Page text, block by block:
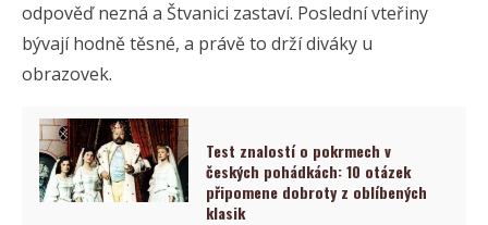
odpověď nezná a Štvanici zastaví. Poslední vteřiny
bývají hodně těsné, a právě to drží diváky u
obrazovek.
Test znalostí o pokrmech v
českých pohádkách: 10 otázek
připomene dobroty z oblíbených
klasik